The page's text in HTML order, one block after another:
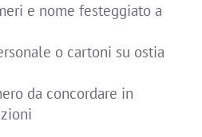
e nome festeggiato a
o cartoni su ostia
da concordare in